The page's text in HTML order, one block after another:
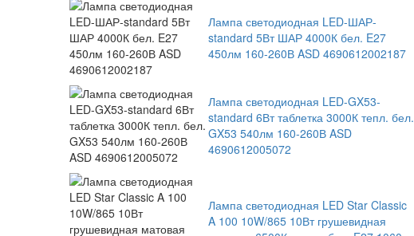
Лампа светодиодная LED-ШАР-
standard 5Вт ШАР 4000К бел. E27
450лм 160-260В ASD 4690612002187
Лампа светодиодная LED-GX53-
standard 6Вт таблетка 3000К тепл. бел.
GX53 540лм 160-260В ASD
4690612005072
Лампа светодиодная LED Star Classic
A 100 10W/865 10Вт грушевидная